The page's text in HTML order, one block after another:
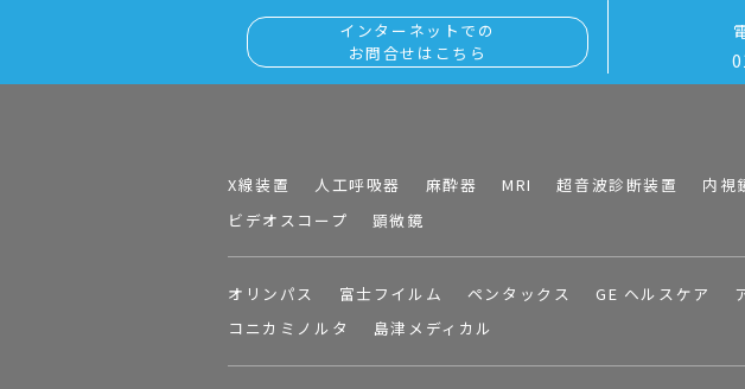
インターネットでの
お問合せはこちら
X線装置 人工呼吸器 麻酔器 MRI 超音波診断装置 内視
ビデオスコープ
顕微鏡
オリンパス 富士フイルム ペンタックス GE ヘルスケア
コニカミノルタ
島津メディカル